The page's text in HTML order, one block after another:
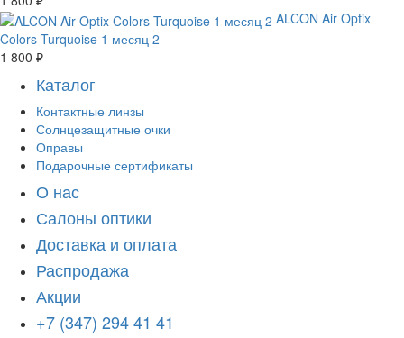
ALCON Air Optix
Colors Turquoise 1 месяц 2
1 800 ₽
Каталог
Контактные линзы
Солнцезащитные очки
Оправы
Подарочные сертификаты
О нас
Салоны оптики
Доставка и оплата
Распродажа
Акции
+7 (347) 294 41 41